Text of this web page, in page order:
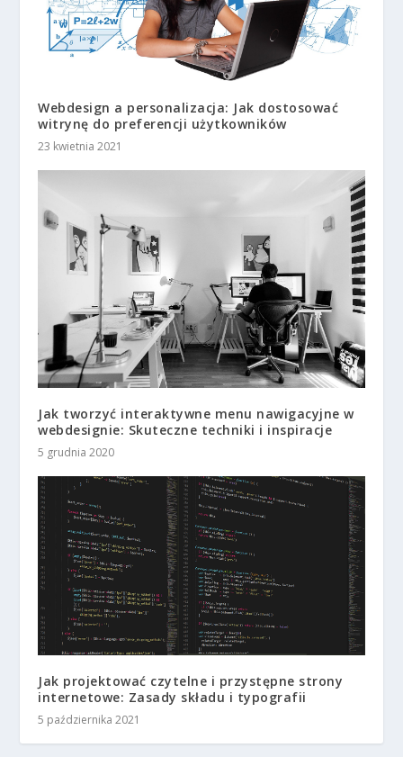
Webdesign a personalizacja: Jak dostosować
witrynę do preferencji użytkowników
23 kwietnia 2021
Jak tworzyć interaktywne menu nawigacyjne w
webdesignie: Skuteczne techniki i inspiracje
5 grudnia 2020
Jak projektować czytelne i przystępne strony
internetowe: Zasady składu i typografii
5 października 2021